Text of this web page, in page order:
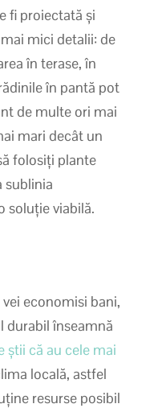
fi proiectată și
mici detalii: de
în terase, în
în pantă pot
de multe ori mai
mari decât un
folosiți plante
sublinia
soluție viabilă.
economisi bani,
durabil înseamnă
știi că au cele mai
locală, astfel
resurse posibil